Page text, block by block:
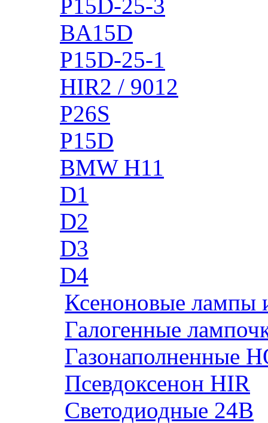
P15D-25-3
BA15D
P15D-25-1
HIR2 / 9012
P26S
P15D
BMW H11
D1
D2
D3
D4
Ксеноновые лампы
Галогенные
Газонаполненные
Псевдоксенон HIR
Cветодиодные 24B